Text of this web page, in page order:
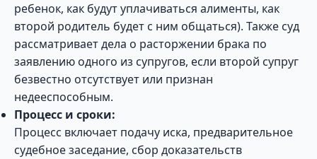
ребенок, как будут уплачиваться алименты, как
второй родитель будет с ним общаться). Также суд
рассматривает дела о расторжении брака по
заявлению одного из супругов, если второй супруг
безвестно отсутствует или признан
недееспособным.
Процесс и сроки:
Процесс включает подачу иска, предварительное
судебное заседание, сбор доказательств